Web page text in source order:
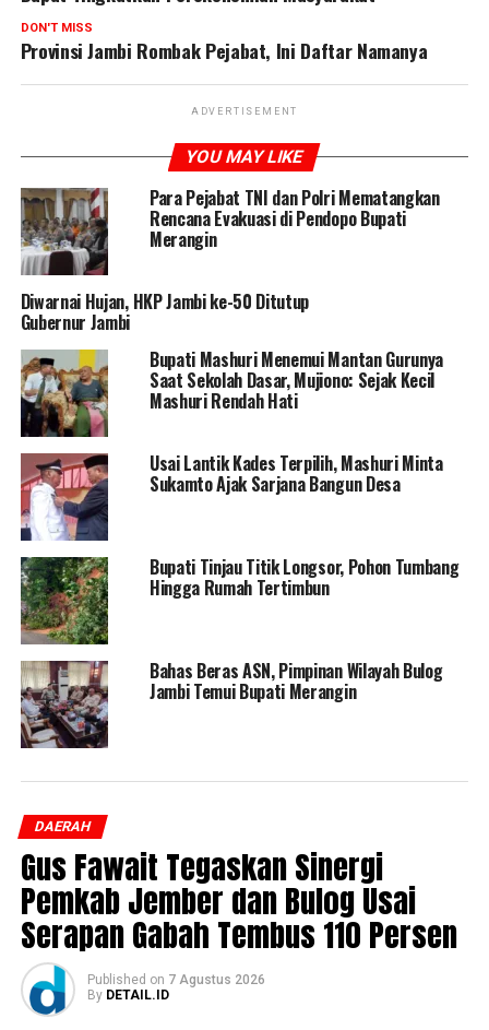
DON'T MISS
Provinsi Jambi Rombak Pejabat, Ini Daftar Namanya
ADVERTISEMENT
YOU MAY LIKE
Para Pejabat TNI dan Polri Mematangkan
Rencana Evakuasi di Pendopo Bupati
Merangin
Diwarnai Hujan, HKP Jambi ke-50 Ditutup
Gubernur Jambi
Bupati Mashuri Menemui Mantan Gurunya
Saat Sekolah Dasar, Mujiono: Sejak Kecil
Mashuri Rendah Hati
Usai Lantik Kades Terpilih, Mashuri Minta
Sukamto Ajak Sarjana Bangun Desa
Bupati Tinjau Titik Longsor, Pohon Tumbang
Hingga Rumah Tertimbun
Bahas Beras ASN, Pimpinan Wilayah Bulog
Jambi Temui Bupati Merangin
DAERAH
Gus Fawait Tegaskan Sinergi
Pemkab Jember dan Bulog Usai
Serapan Gabah Tembus 110 Persen
Published on 7 Agustus 2026
By DETAIL.ID